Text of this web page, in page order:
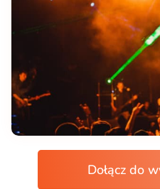
Dołącz do